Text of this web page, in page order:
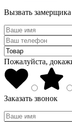
Вызвать замерщика
Пожалуйста,
Заказать звонок